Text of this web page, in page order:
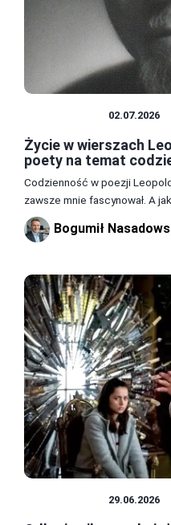
02.07.2026
Życie w wierszach
poety na temat
Codzienność w poezji
zawsze mnie fascynował. A
Bogumił
29.06.2026